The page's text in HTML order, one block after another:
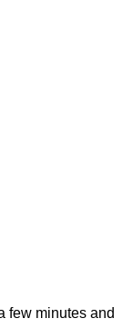
few minutes and